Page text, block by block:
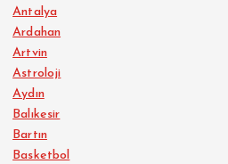
Antalya
Ardahan
Artvin
Astroloji
Aydın
Balıkesir
Bartın
Basketbol